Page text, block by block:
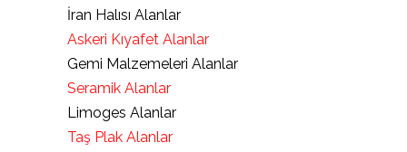
İran Halısı Alanlar
Askeri Kıyafet Alanlar
Gemi Malzemeleri Alanlar
Seramik Alanlar
Limoges Alanlar
Taş Plak Alanlar